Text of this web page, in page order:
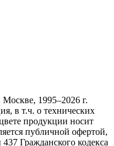
Москве, 1995–2026 г.
в т.ч. о технических
продукции носит
публичной офертой,
Гражданского кодекса